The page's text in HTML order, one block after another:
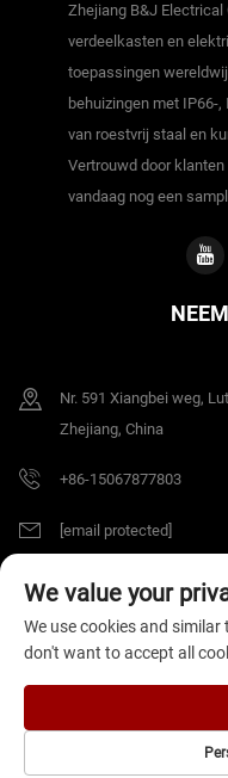
Zhejiang B&J Electrical
verdeelkasten en
toepassingen
behuizingen met IP66-
van roestvrij staal en
Vertrouwd door
vandaag nog een
Nr. 591 Xiangbei weg,
Zhejiang, China
+86-15067877803
[email protected]
Copyright © 2026 China Zhejiang
voorbehouden. Privacybeleid
We value your
We use cookies and
don't want to accept all